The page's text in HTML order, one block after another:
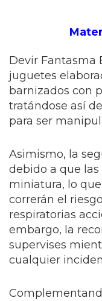
Devir Fantasma
juguetes
barnizados con
tratándose así
para ser
Asimismo, la
debido a que
miniatura, lo
correrán el
respiratorias
embargo, la
supervises
cualquier